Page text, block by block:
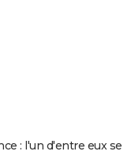
: l'un d'entre eux se